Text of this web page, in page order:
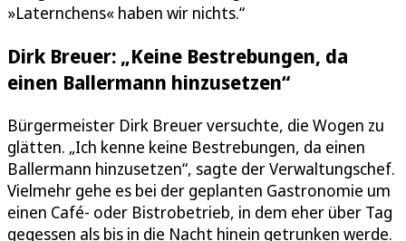
»Laternchens« haben wir nichts.“
Dirk Breuer: „Keine Bestrebungen, da
einen Ballermann hinzusetzen“
Bürgermeister Dirk Breuer versuchte, die Wogen zu
glätten. „Ich kenne keine Bestrebungen, da einen
Ballermann hinzusetzen“, sagte der Verwaltungschef.
Vielmehr gehe es bei der geplanten Gastronomie um
einen Café- oder Bistrobetrieb, in dem eher über Tag
gegessen als bis in die Nacht hinein getrunken werde.